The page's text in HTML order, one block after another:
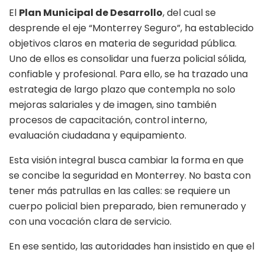
El Plan Municipal de Desarrollo, del cual se
desprende el eje “Monterrey Seguro”, ha establecido
objetivos claros en materia de seguridad pública.
Uno de ellos es consolidar una fuerza policial sólida,
confiable y profesional. Para ello, se ha trazado una
estrategia de largo plazo que contempla no solo
mejoras salariales y de imagen, sino también
procesos de capacitación, control interno,
evaluación ciudadana y equipamiento.
Esta visión integral busca cambiar la forma en que
se concibe la seguridad en Monterrey. No basta con
tener más patrullas en las calles: se requiere un
cuerpo policial bien preparado, bien remunerado y
con una vocación clara de servicio.
En ese sentido, las autoridades han insistido en que el